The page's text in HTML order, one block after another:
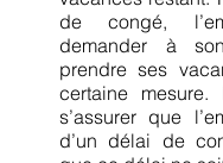
de congé,
demander à
prendre ses
certaine
s’assurer que
d’un délai de